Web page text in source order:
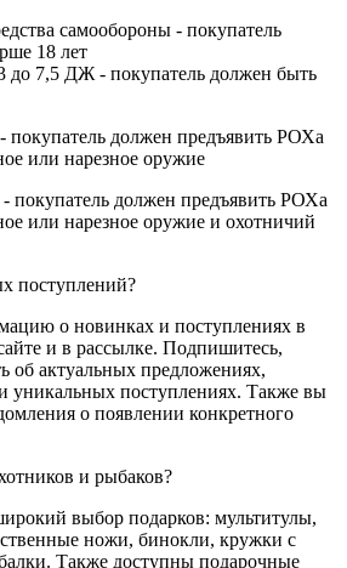
самообороны - покупатель
18 лет
до 7,5 ДЖ - покупатель должен быть
покупатель должен предъявить РОХа
или нарезное оружие
должен предъявить РОХа
или нарезное оружие и охотничий
поступлений?
о новинках и поступлениях в
и в рассылке. Подпишитесь,
об актуальных предложениях,
уникальных поступлениях. Также вы
о появлении конкретного
и рыбаков?
выбор подарков: мультитулы,
ножи, бинокли, кружки с
Также доступны подарочные